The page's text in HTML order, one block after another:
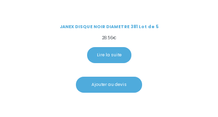
JANEX DISQUE NOIR DIAMETRE 381 Lot de 5
28.56€
Lire la suite
Ajouter au devis